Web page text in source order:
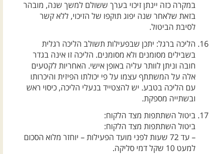
במקרה כזה יינתן זיכוי בערך ששולם למשך שנה, מובהר
בזאת שלאחר שנה יפוג תוקפו של הזיכוי, ללא קשר
לסיבת הביטול.
הליכה ברגל: יתכן שבפעילות תשולב הליכה רגלית
בשבילים מסומנים ולא מסומנים. הליכה זו אינה בגדר
חובה וניתן לוותר עליה באופן אישי. האחריות לקטעים
אלה על המשתתף עצמו על פי יכולתו הפיזית והיכרותו
עם הליכה בטבע. יש להצטייד בנעלי הליכה, כיסוי ראש
ובשתייה מספקת.
ביטול השתתפות מצד הלקוח:
ביטול השתתפות מצד הלקוח:
– עד 72 שעות לפני מועד הפעילות – יוחזר מלוא הסכום
למעט 10 שקל דמי סליקה.